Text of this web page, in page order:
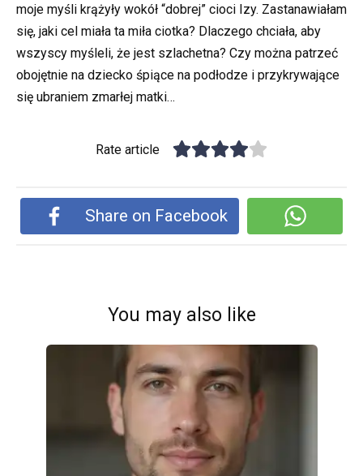
moje myśli krążyły wokół “dobrej” cioci Izy. Zastanawiałam
się, jaki cel miała ta miła ciotka? Dlaczego chciała, aby
wszyscy myśleli, że jest szlachetna? Czy można patrzeć
obojętnie na dziecko śpiące na podłodze i przykrywające
się ubraniem zmarłej matki…
Rate article
Share on Facebook
You may also like